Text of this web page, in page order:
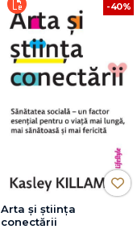
-40%
Arta și știința
conectării